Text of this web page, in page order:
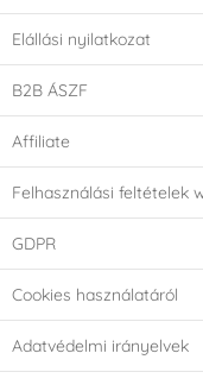
Elállási nyilatkozat
B2B ÁSZF
Affiliate
Felhasználási feltételek
GDPR
Cookies használatáról
Adatvédelmi irányelvek